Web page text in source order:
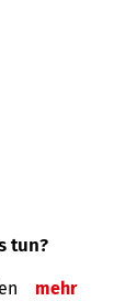
tun?
mehr